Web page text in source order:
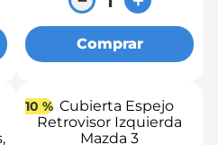
Comprar
10 %